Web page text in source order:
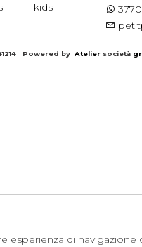
kids
Powered by Atelier società
esperienza di